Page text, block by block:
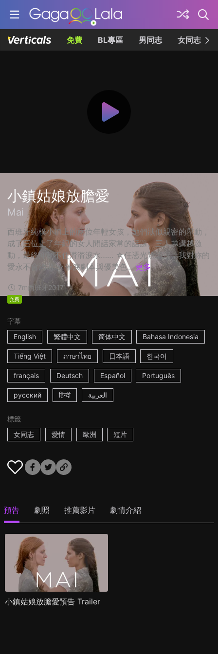
免費 BL專區 男同志 女同志
小鎮姑娘放膽愛
Mai
西班牙純樸小鎮上的兩位年輕女孩，她們狀似親密的舉動，
成了三位上了年紀的女人閒話家常的話題。三人越講越激
動，最終抑制不住潸潸淚水…… ☆任憑光陰流淌，我對妳的
愛永不會消逝 ☆催淚劇本與優美色... 更多
7m西班牙2017
免費
字幕
English
繁體中文 简体中文 Bahasa Indonesia
Tiếng Việt ภาษาไทย 日本語 한국어
français Deutsch Español Português
русский हिन्दी العربية
標籤
女同志
愛情 歐洲 短片
預告 劇照 推薦影片 劇情介紹
小鎮姑娘放膽愛預告 Trailer